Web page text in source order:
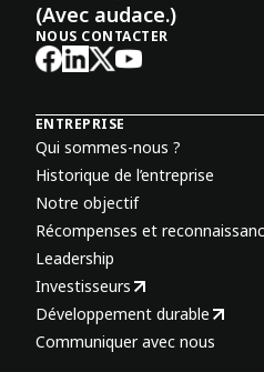
(Avec audace.)
NOUS CONTACTER
ENTREPRISE
Qui sommes-nous ?
Historique de l’entreprise
Notre objectif
Récompenses et
Leadership
Investisseurs
Développement durable
Communiquer avec nous